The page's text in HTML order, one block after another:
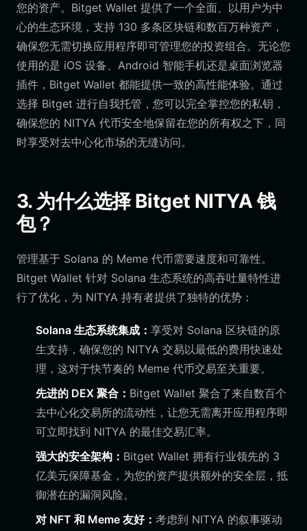
您的资产。Bitget Wallet 提供了一个全面、以用户为中
心的生态环境，支持 130 多条区块链和数百万种资产，
确保您无需切换应用程序即可管理您的投资组合。无论您
使用的是 iOS 设备、Android 智能手机还是桌面浏览器
插件，Bitget Wallet 都能提供一致的高性能体验。通过
选择 Bitget 进行自我托管，您可以完全掌控您的私钥，
确保您的 NITYA 代币安全地保留在您的所有权之下，同
时享受对去中心化市场的无缝访问。
3. 为什么选择 Bitget NITYA 钱
包？
管理基于 Solana 的 Meme 代币需要速度和可靠性。
Bitget Wallet 针对 Solana 生态系统的高吞吐量特性进
行了优化，为 NITYA 持有者提供了独特的优势：
Solana 生态系统集成： 享受对 Solana 区块链的原
生支持，确保您的 NITYA 交易以最低的费用快速处
理，这对于快节奏的 Meme 代币交易至关重要。
先进的 DEX 聚合： Bitget Wallet 聚合了来自数百个
去中心化交易所的流动性，让您无需离开应用程序即
可立即找到 NITYA 的最佳交易汇率。
强大的安全架构： Bitget Wallet 拥有行业领先的 3
亿美元保障基金，为您的资产提供额外的安全层，抵
御潜在的漏洞风险。
对 NFT 和 Meme 友好： 考虑到 NITYA 的叙事驱动